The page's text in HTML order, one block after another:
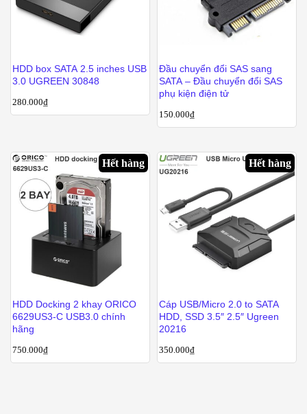
HDD box SATA 2.5 inches USB
3.0 UGREEN 30848
280.000₫
Đầu chuyển đổi SAS sang
SATA – Đầu chuyển đổi SAS
phụ kiện điện tử
150.000₫
Hết hàng
HDD Docking 2 khay ORICO
6629US3-C USB3.0 chính
hãng
750.000₫
Hết hàng
Cáp USB/Micro 2.0 to SATA
HDD, SSD 3.5″ 2.5″ Ugreen
20216
350.000₫